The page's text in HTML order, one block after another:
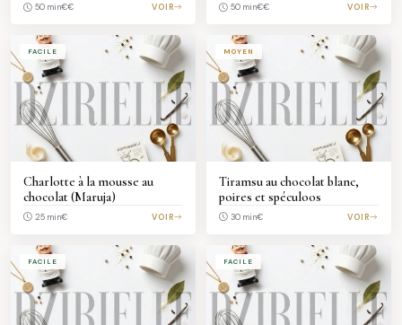
50 min€€ VOIR 50 min€€ VOIR
FACILE
Charlotte à la mousse au
chocolat (Maruja)
25 min€ VOIR
MOYEN
Tiramsu au chocolat blanc,
poires et spéculoos
30 min€ VOIR
FACILE FACILE